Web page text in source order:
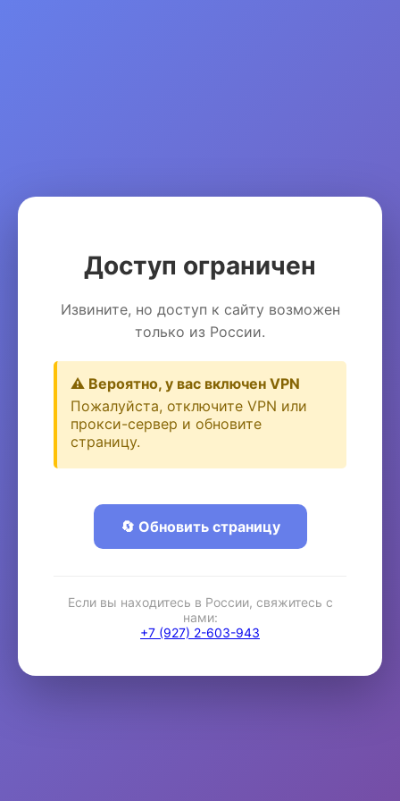
Доступ ограничен
Извините, но доступ к сайту возможен
только из России.
⚠️ Вероятно, у вас включен VPN
Пожалуйста, отключите VPN или
прокси-сервер и обновите
страницу.
🔄 Обновить страницу
Если вы находитесь в России, свяжитесь с
нами:
+7 (927) 2-603-943